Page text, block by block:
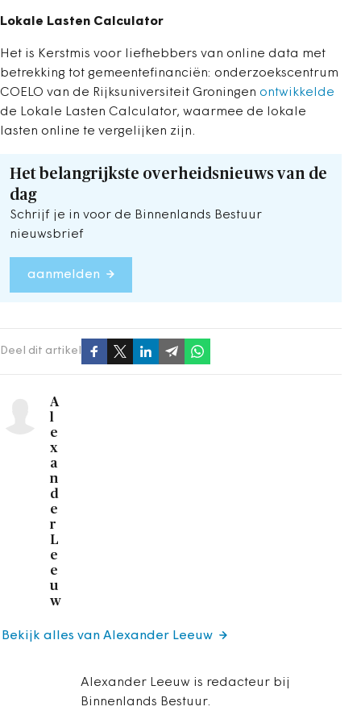
Lokale Lasten Calculator
Het is Kerstmis voor liefhebbers van online data met
betrekking tot gemeentefinanciën: onderzoekscentrum
COELO van de Rijksuniversiteit Groningen ontwikkelde
de Lokale Lasten Calculator, waarmee de lokale
lasten online te vergelijken zijn.
Het belangrijkste overheidsnieuws van de
dag
Schrijf je in voor de Binnenlands Bestuur
nieuwsbrief
aanmelden
Deel dit artikel
A
l
e
x
a
n
d
e
r
L
e
e
u
w
Alexander Leeuw is redacteur bij
Binnenlands Bestuur.
Bekijk alles van Alexander Leeuw